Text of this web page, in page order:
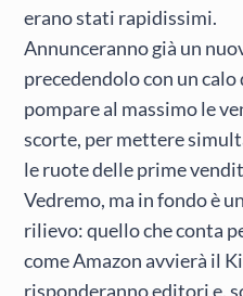
erano stati rapidissimi.
Annunceranno già un
precedendolo con un
pompare al massimo le
scorte, per mettere
le ruote delle prime
Vedremo, ma in fondo è
rilievo: quello che conta
come Amazon avvierà il
risponderanno editori e,